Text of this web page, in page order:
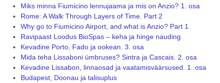
Miks minna Fiumicino lennujaama ja mis on Anzio? 1. osa
Rome: A Walk Through Layers of Time. Part 2
Why go to Fiumicino Airport, and what is Anzio? Part 1
Ravipaast Loodus BioSpas – keha ja hinge nauding
Kevadine Porto, Fado ja ookean. 3. osa
Mida teha Lissaboni ümbruses? Sintra ja Cascais. 2. osa
Kevadine Lissabon, linnaosad ja vaatamisväärsused. 1. osa
Budapest, Doonau ja talisuplus